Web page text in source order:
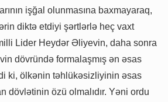
işğal olunmasına baxmayaraq,
diktə etdiyi şərtlərlə heç vaxt
Lider Heydər Əliyevin, daha sonra
dövründə formalaşmış ən əsas
ki, ölkənin təhlükəsizliyinin əsas
dövlətinin özü olmalıdır. Yəni ordu